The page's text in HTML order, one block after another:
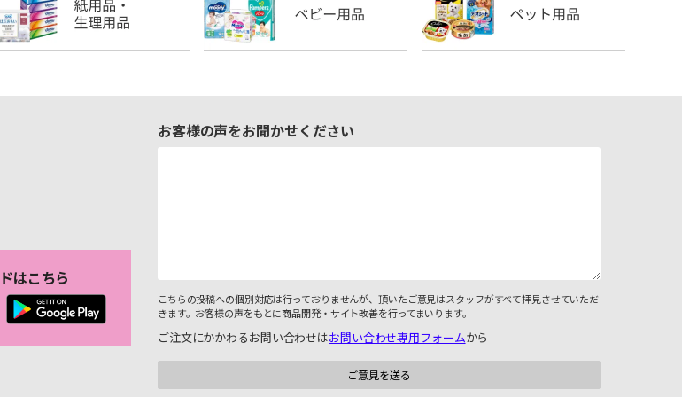
はこちら
お客様の声をお聞かせください
こちらの投稿への個別対応は行っておりませんが、頂いたご意見はスタッフがすべて拝見させていただ
きます。お客様の声をもとに商品開発・サイト改善を行ってまいります。
ご注文にかかわるお問い合わせはお問い合わせ専用フォームから